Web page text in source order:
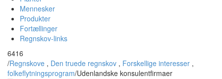
Mennesker
Produkter
Fortællinger
Regnskov-links
6416
/Regnskove , Den truede regnskov , Forskellige interesser ,
folkeflytningsprogram/Udenlandske konsulentfirmaer